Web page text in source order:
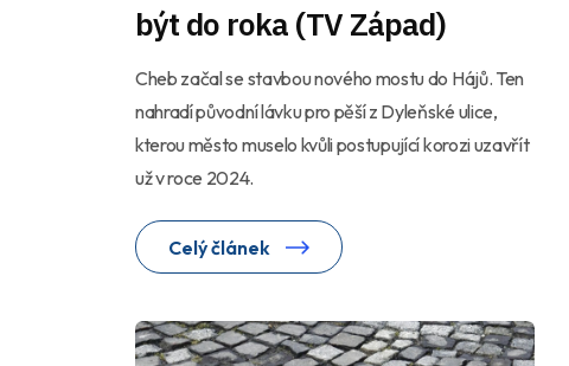
být do roka (TV Západ)
Cheb začal se stavbou nového mostu do Hájů. Ten
nahradí původní lávku pro pěší z Dyleňské ulice,
kterou město muselo kvůli postupující korozi uzavřít
už v roce 2024.
Celý článek